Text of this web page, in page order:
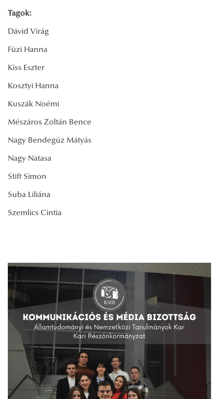
Tagok:
Dávid Virág
Füzi Hanna
Kiss Eszter
Kosztyi Hanna
Kuszák Noémi
Mészáros Zoltán Bence
Nagy Bendegúz Mátyás
Nagy Natasa
Stift Simon
Suba Liliána
Szemlics Cintia